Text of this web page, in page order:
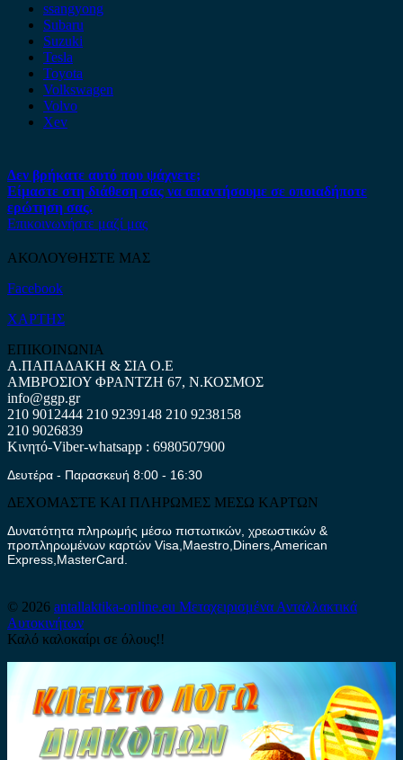
ssangyong
Subaru
Suzuki
Tesla
Toyota
Volkswagen
Volvo
Xev
Δεν βρήκατε αυτό που ψάχνετε;
Είμαστε στη διάθεση σας να απαντήσουμε σε οποιαδήποτε
ερώτηση σας.
Επικοινωνήστε μαζί μας
ΑΚΟΛΟΥΘΗΣΤΕ ΜΑΣ
Facebook
ΧΑΡΤΗΣ
ΕΠΙΚΟΙΝΩΝΙΑ
Α.ΠΑΠΑΔΑΚΗ & ΣΙΑ Ο.Ε
ΑΜΒΡΟΣΙΟΥ ΦΡΑΝΤΖΗ 67, Ν.ΚΟΣΜΟΣ
info@ggp.gr
210 9012444 210 9239148 210 9238158
210 9026839
Κινητό-Viber-whatsapp : 6980507900
Δευτέρα - Παρασκευή 8:00 - 16:30
ΔΕΧΟΜΑΣΤΕ ΚΑΙ ΠΛΗΡΩΜΕΣ ΜΕΣΩ ΚΑΡΤΩΝ
Δυνατότητα πληρωμής μέσω πιστωτικών, χρεωστικών &
προπληρωμένων καρτών Visa,Maestro,Diners,American
Express,MasterCard.
© 2026 antallaktika-online.eu Μεταχειρισμένα Ανταλλακτικά
Αυτοκινήτων
Καλό καλοκαίρι σε όλους!!